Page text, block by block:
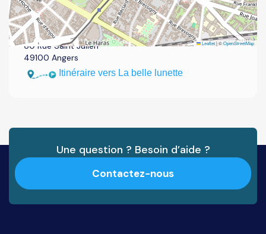
Leaflet|©OpenStreetMap
Adresse du magasin d'optique
La belle lunette
60 Rue Saint Julien
49100 Angers
Itinéraire vers La belle lunette
Une question ? Besoin d’aide ?
Contactez-nous